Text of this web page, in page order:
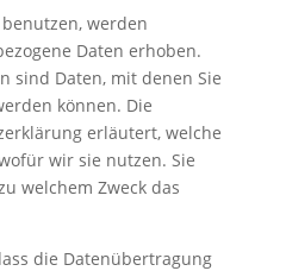
werden
Daten erhoben.
sind Daten, mit denen Sie
können. Die
erläutert, welche
wir sie nutzen. Sie
welchem Zweck das
die Datenübertragung